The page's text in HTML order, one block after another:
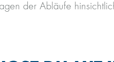
der Abläufe